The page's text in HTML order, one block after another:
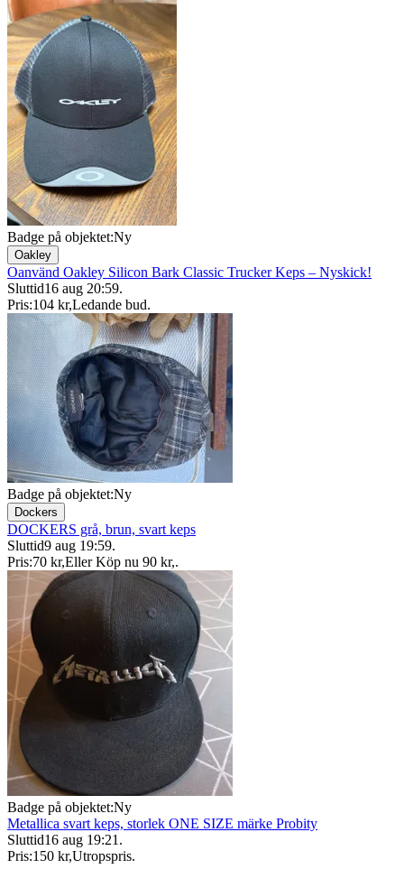
Badge på objektet:Ny
Oakley
Oanvänd Oakley Silicon Bark Classic Trucker Keps – Nyskick!
Sluttid16 aug 20:59.
Pris:104 kr,Ledande bud.
Badge på objektet:Ny
Dockers
DOCKERS grå, brun, svart keps
Sluttid9 aug 19:59.
Pris:70 kr,Eller Köp nu 90 kr,.
Badge på objektet:Ny
Metallica svart keps, storlek ONE SIZE märke Probity
Sluttid16 aug 19:21 .
Pris:150 kr,Utropspris.